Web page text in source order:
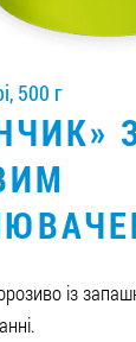
СТАТИ
0412 48 28
0412 42 29
500 г
із